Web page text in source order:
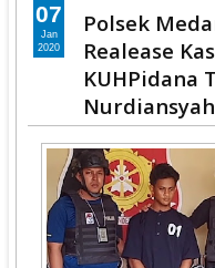
Polsek
Realease
KUHPidana
Nurdiansyah
07
Jan
2020